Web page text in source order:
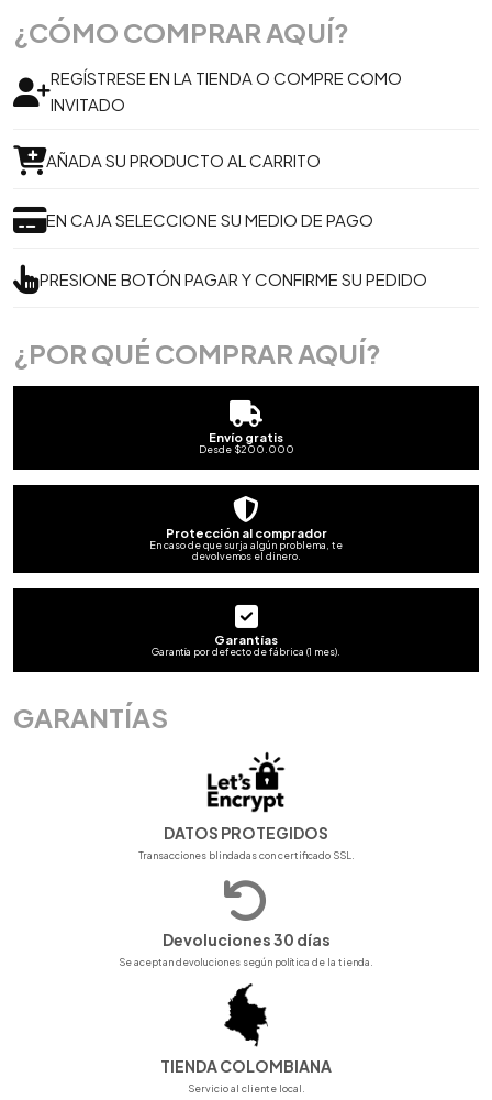
¿CÓMO COMPRAR AQUÍ?
REGÍSTRESE EN LA TIENDA O COMPRE COMO
INVITADO
AÑADA SU PRODUCTO AL CARRITO
EN CAJA SELECCIONE SU MEDIO DE PAGO
PRESIONE BOTÓN PAGAR Y CONFIRME SU PEDIDO
¿POR QUÉ COMPRAR AQUÍ?
Envío gratis
Desde $200.000
Protección al comprador
En caso de que surja algún problema, te
devolvemos el dinero.
Garantías
Garantía por defecto de fábrica (1 mes).
GARANTÍAS
DATOS PROTEGIDOS
Transacciones blindadas con certificado SSL.
Devoluciones 30 días
Se aceptan devoluciones según política de la tienda.
TIENDA COLOMBIANA
Servicio al cliente local.